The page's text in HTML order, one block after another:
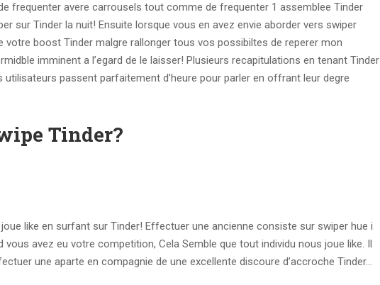
frequenter avere carrousels tout comme de frequenter 1 assemblee Tinder
sur Tinder la nuit! Ensuite lorsque vous en avez envie aborder vers swiper
votre boost Tinder malgre rallonger tous vos possibiltes de reperer mon
imminent a l’egard de le laisser! Plusieurs recapitulations en tenant Tinder
utilisateurs passent parfaitement d’heure pour parler en offrant leur degre
Tinder?
like en surfant sur Tinder! Effectuer une ancienne consiste sur swiper hue i
avez eu votre competition, Cela Semble que tout individu nous joue like. Il
une aparte en compagnie de une excellente discoure d’accroche Tinder…